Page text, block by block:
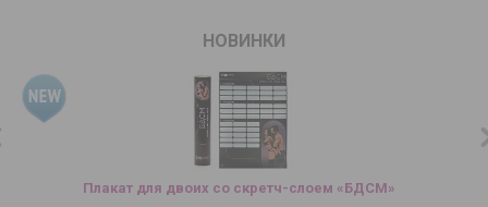
НОВИНКИ
Плакат для двоих со скретч-слоем «БДСМ»